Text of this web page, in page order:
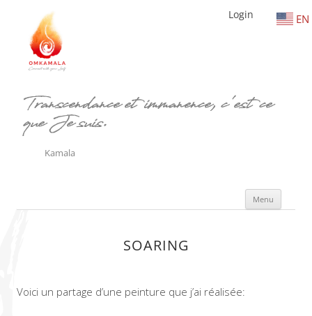
Login
Transcendance et immanence, c'est ce
que Je suis.
Kamala
Menu
SOARING
Voici un partage d’une peinture que j’ai réalisée:
EN